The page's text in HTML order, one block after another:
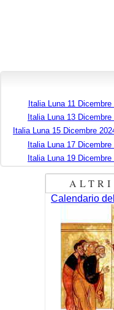
Italia Luna 11 Dicembre
Italia Luna 13 Dicembre
Italia Luna 15 Dicembre
Italia Luna 17 Dicembre
Italia Luna 19 Dicembre
Calendario